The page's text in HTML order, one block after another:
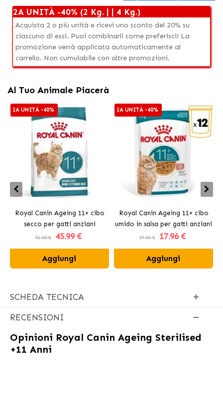
2A UNITÀ -40% (2 Kg. | | 4 Kg.)
Acquista 2 o più unità e ricevi uno sconto del 20% su
ciascuno di essi. Puoi combinarli come preferisci! La
promozione verrà applicata automaticamente al
carrello. Non cumulabile con altre promozioni.
Al Tuo Animale Piacerà
2A UNITÀ -40%
Royal Canin Ageing 11+ cibo
secco per gatti anziani
51.10 € 45.99 €
Aggiungi
2A UNITÀ -40%
Royal Canin Ageing 11+ cibo
umido in salsa per gatti anziani
19.96 € 17.96 €
Aggiungi
SCHEDA TECNICA
RECENSIONI
Opinioni Royal Canin Ageing Sterilised
+11 Anni